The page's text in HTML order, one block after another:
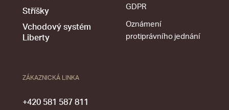
Stříšky
Vchodový systém
Liberty
GDPR
Oznámení
protiprávního jednání
ZÁKAZNICKÁ LINKA
+420 581 587 811